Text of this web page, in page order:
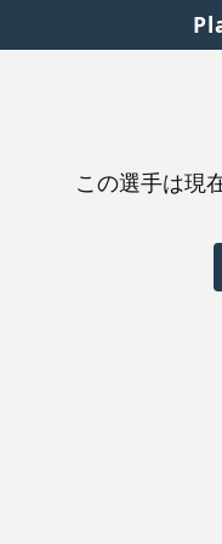
この選手は現